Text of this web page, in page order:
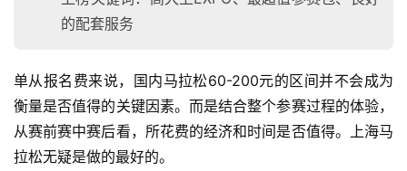
视
频
用
的配套服务
单从报名费来说，国内马拉松60-200元的区间并不会成为
衡量是否值得的关键因素。而是结合整个参赛过程的体验，
从赛前赛中赛后看，所花费的经济和时间是否值得。上海马
拉松无疑是做的最好的。